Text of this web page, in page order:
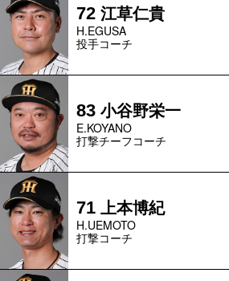
72 江草仁貴
H.EGUSA
投手コーチ
83 小谷野栄一
E.KOYANO
打撃チーフコーチ
71 上本博紀
H.UEMOTO
打撃コーチ